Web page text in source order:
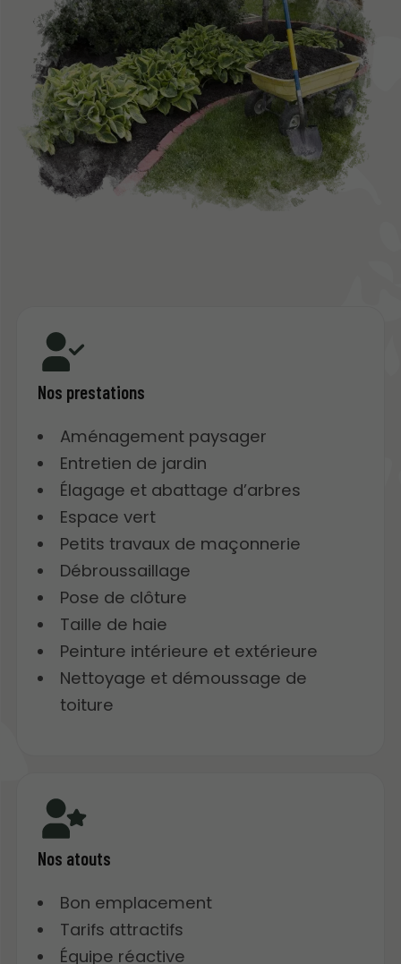
Nos prestations
Aménagement paysager
Entretien de jardin
Élagage et abattage d’arbres
Espace vert
Petits travaux de maçonnerie
Débroussaillage
Pose de clôture
Taille de haie
Peinture intérieure et extérieure
Nettoyage et démoussage de
toiture
Nos atouts
Bon emplacement
Tarifs attractifs
Équipe réactive